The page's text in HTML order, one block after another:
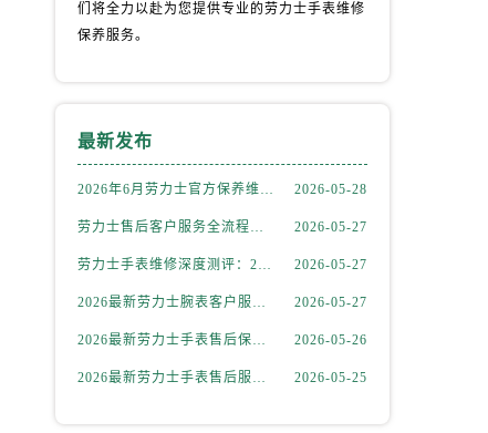
们将全力以赴为您提供专业的劳力士手表维修
保养服务。
最新发布
2026年6月劳力士官方保养维修中心搬迁及新开网点补充最终告知文件 2026-05-28
劳力士售后客户服务全流程解析：官方电话与全国服务网点布局（2026年6月最新更新） 2026-05-27
劳力士手表维修深度测评：2026年6月最新官方售后服务网点全盘点 2026-05-27
2026最新劳力士腕表客户服务点地址考察报告 2026-05-27
2026最新劳力士手表售后保养中心地址考察报告 2026-05-26
2026最新劳力士手表售后服务点地址实地探访报告 2026-05-25